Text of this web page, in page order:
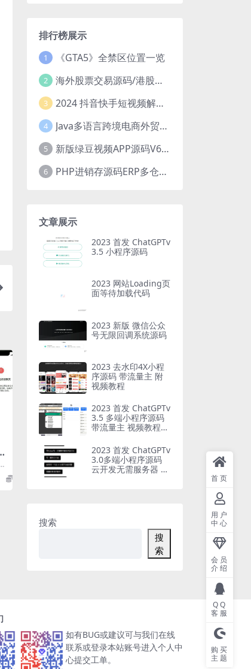
排行榜展示
1 《GTA5》全禁区位置一览
2 海外股票交易源码/港股泰股/美股源码/印度股源码/马拉西亚股票源码/国际股票配资
3 2024 抖音快手短视频解析去水印php源码
4 Java多语言跨境电商外贸商城TikToKshop内嵌商城I商家入驻I一键铺
5 新版绿豆视频APP源码V6.6 免授权插件版
6 PHP进销存源码ERP多仓库管理系统 手机版进销存 php网络版进销存小程序
文章展示
2023 首发 ChatGPTv
3.5 小程序源码
2023 网站Loading页
面等待加载代码
2023 新版 微信公众
号无限回调系统源码
2023 去水印4X小程
序源码 带流量主 附
视频教程
2023 首发 ChatGPTv
3.5 多端小程序源码
带流量主 视频教程
2023 首发 ChatGPTv
3.0多端小程序源码
云开发无需服务器 带
搜索
搜
索
如有BUG或建议可与我们在线
联系或登录本站账号进入个人中
心提交工单。
首页
用户
中心
会员
介绍
QQ
客服
购买
主题